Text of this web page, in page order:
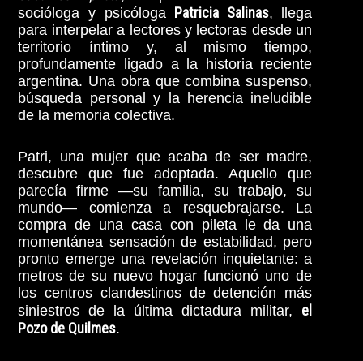
socióloga y psicóloga Patricia Salinas, llega
para interpelar a lectores y lectoras desde un
territorio íntimo y, al mismo tiempo,
profundamente ligado a la historia reciente
argentina. Una obra que combina suspenso,
búsqueda personal y la herencia ineludible
de la memoria colectiva.
Patri, una mujer que acaba de ser madre,
descubre que fue adoptada. Aquello que
parecía firme —su familia, su trabajo, su
mundo— comienza a resquebrajarse. La
compra de una casa con pileta le da una
momentánea sensación de estabilidad, pero
pronto emerge una revelación inquietante: a
metros de su nuevo hogar funcionó uno de
los centros clandestinos de detención más
siniestros de la última dictadura militar, el
Pozo de Quilmes.